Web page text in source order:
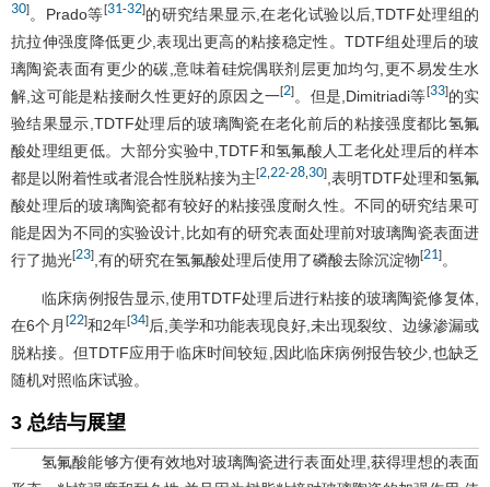
30] 。Prado等[31-32]的研究结果显示,在老化试验以后,TDTF处理组的
抗拉伸强度降低更少,表现出更高的粘接稳定性。TDTF组处理后的玻
璃陶瓷表面有更少的碳,意味着硅烷偶联剂层更加均匀,更不易发生水
解,这可能是粘接耐久性更好的原因之一[2] 。但是,Dimitriadi等[33]的实
验结果显示,TDTF处理后的玻璃陶瓷在老化前后的粘接强度都比氢氟
酸处理组更低。大部分实验中,TDTF和氢氟酸人工老化处理后的样本
都是以附着性或者混合性脱粘接为主[2,22-28,30] ,表明TDTF处理和氢氟
酸处理后的玻璃陶瓷都有较好的粘接强度耐久性。不同的研究结果可
能是因为不同的实验设计,比如有的研究表面处理前对玻璃陶瓷表面进
行了抛光[23] ,有的研究在氢氟酸处理后使用了磷酸去除沉淀物[21] 。
临床病例报告显示,使用TDTF处理后进行粘接的玻璃陶瓷修复体,
在6个月 [22]和2年[34] 后,美学和功能表现良好,未出现裂纹、边缘渗漏或
脱粘接。但TDTF应用于临床时间较短,因此临床病例报告较少,也缺乏
随机对照临床试验。
3 总结与展望
氢氟酸能够方便有效地对玻璃陶瓷进行表面处理,获得理想的表面